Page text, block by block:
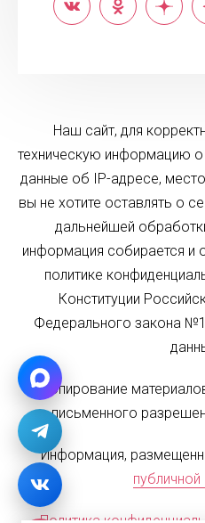
Наш сайт, для
техническую информацию о
данные об IP-адресе,
вы не хотите оставлять о
дальнейшей
информация собирается и
политике
Конституции
Федерального закона
Копирование
письменного
Информация,